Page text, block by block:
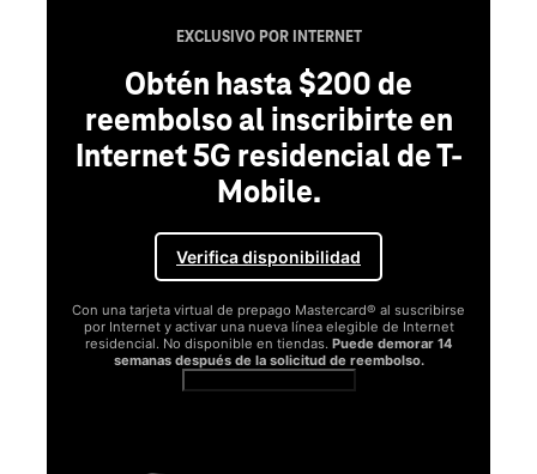
EXCLUSIVO POR INTERNET
Obtén hasta $200 de
reembolso al inscribirte en
Internet 5G residencial de T-
Mobile.
Verifica disponibilidad
Con una tarjeta virtual de prepago Mastercard® al suscribirse
por Internet y activar una nueva línea elegible de Internet
residencial. No disponible en tiendas. Puede demorar 14
semanas después de la solicitud de reembolso.